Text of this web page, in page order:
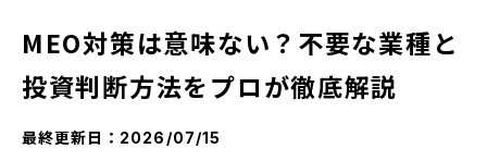
『SUNGROVE』について
MEO対策は意味ない？不要な業種と
投資判断方法をプロが徹底解説
最終更新日： 2026/07/15